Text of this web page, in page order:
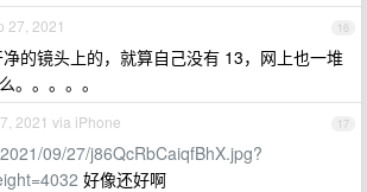
16
27, 2021
的镜头上的，就算自己没有 13，网上也一堆
。。。。。
17
2021 via iPhone
09/27/j86QcRbCaiqfBhX.jpg?
好像还好啊